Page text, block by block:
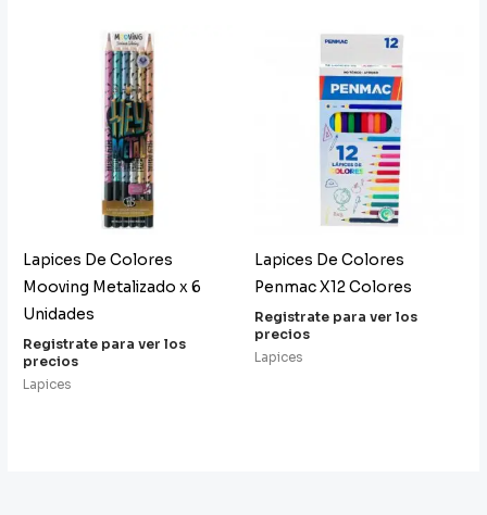
Lapices De Colores
Mooving Metalizado x 6
Unidades
Registrate para ver los
precios
Lapices
Lapices De Colores
Penmac X12 Colores
Registrate para ver los
precios
Lapices